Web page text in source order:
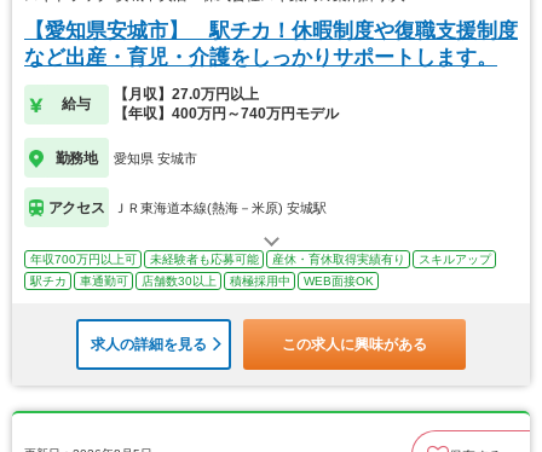
【愛知県安城市】 駅チカ！休暇制度や復職支援制度
など出産・育児・介護をしっかりサポートします。
給与
【月収】27.0万円以上
【年収】400万円～740万円モデル
勤務地 愛知県 安城市
アクセス ＪＲ東海道本線(熱海－米原) 安城駅
年収700万円以上可 未経験者も応募可能 産休・育休取得実績有り
スキルアップ
駅チカ
車通勤可 店舗数30以上 積極採用中 WEB面接OK
求人の詳細を見る この求人に興味がある